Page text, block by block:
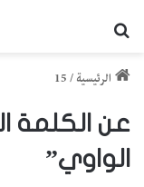
الرئيسية /
15
عن الكلمة
الواوي”